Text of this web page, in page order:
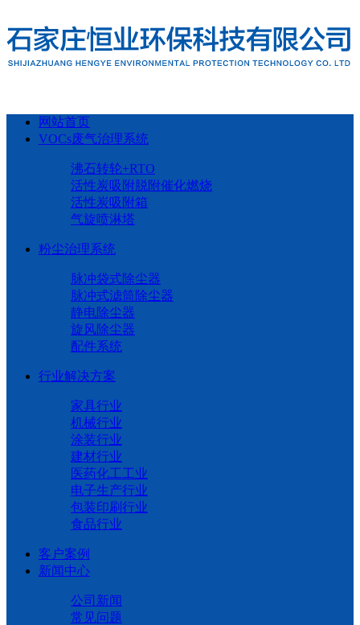
网站首页
VOCs废气治理系统
沸石转轮+RTO
活性炭吸附脱附催化燃烧
活性炭吸附箱
气旋喷淋塔
粉尘治理系统
脉冲袋式除尘器
脉冲式滤筒除尘器
静电除尘器
旋风除尘器
配件系统
行业解决方案
家具行业
机械行业
涂装行业
建材行业
医药化工工业
电子生产行业
包装印刷行业
食品行业
客户案例
新闻中心
公司新闻
常见问题